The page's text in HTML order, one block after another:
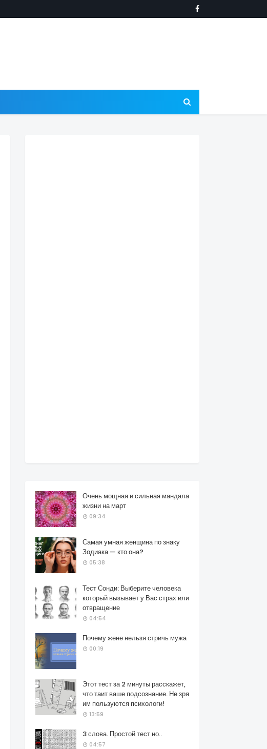
Очень мощная и сильная мандала
жизни на март
09:34
Самая умная женщина по знаку
Зодиака — кто она?
05:38
Тест Сонди: Выберите человека
который вызывает у Вас страх или
отвращение
04:54
Почему жене нельзя стричь мужа
00:19
Этот тест за 2 минуты расскажет,
что таит ваше подсознание. Не зря
им пользуются психологи!
13:59
3 слова. Простой тест но..
04:57